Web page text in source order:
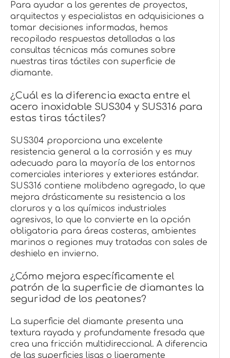
Para ayudar a los gerentes de proyectos,
arquitectos y especialistas en adquisiciones a
tomar decisiones informadas, hemos
recopilado respuestas detalladas a las
consultas técnicas más comunes sobre
nuestras tiras táctiles con superficie de
diamante.
¿Cuál es la diferencia exacta entre el
acero inoxidable SUS304 y SUS316 para
estas tiras táctiles?
SUS304 proporciona una excelente
resistencia general a la corrosión y es muy
adecuado para la mayoría de los entornos
comerciales interiores y exteriores estándar.
SUS316 contiene molibdeno agregado, lo que
mejora drásticamente su resistencia a los
cloruros y a los químicos industriales
agresivos, lo que lo convierte en la opción
obligatoria para áreas costeras, ambientes
marinos o regiones muy tratadas con sales de
deshielo en invierno.
¿Cómo mejora específicamente el
patrón de la superficie de diamantes la
seguridad de los peatones?
La superficie del diamante presenta una
textura rayada y profundamente fresada que
crea una fricción multidireccional. A diferencia
de las superficies lisas o ligeramente